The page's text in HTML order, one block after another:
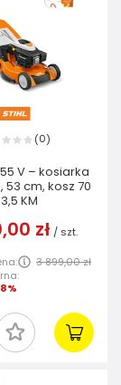
(0)
V – kosiarka
cm, kosz 70
KM
zł / szt.
3 899,00 zł